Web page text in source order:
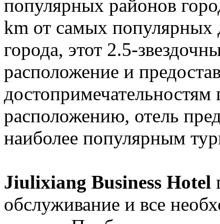
популярных районов
km от самых популярных
города, этот 2.5-
расположение и
расположению, отель
наиболее популярным
Jiulixiang Business Hotel
обслуживание и все